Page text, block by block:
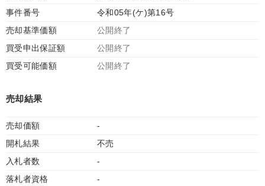
事件番号
令和05年(ケ)第16号
売却基準価額
公開終了
買受申出保証額
公開終了
買受可能価額
公開終了
売却結果
売却価額
-
開札結果
不売
入札者数
-
落札者資格
-